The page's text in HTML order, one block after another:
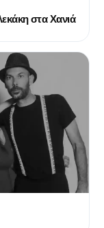
στα Χανιά